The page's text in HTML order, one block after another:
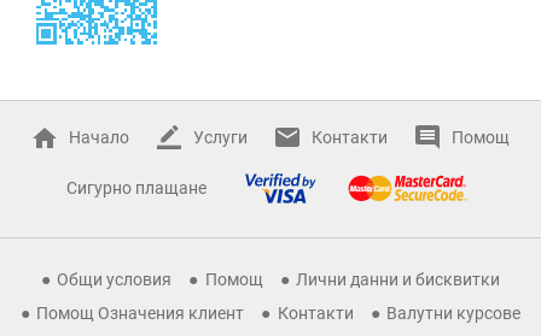
Начало Услуги Контакти Помощ
Сигурно плащане
Общи условия Помощ
Лични данни и бисквитки
Помощ Означения клиент
Контакти
Валутни курсове